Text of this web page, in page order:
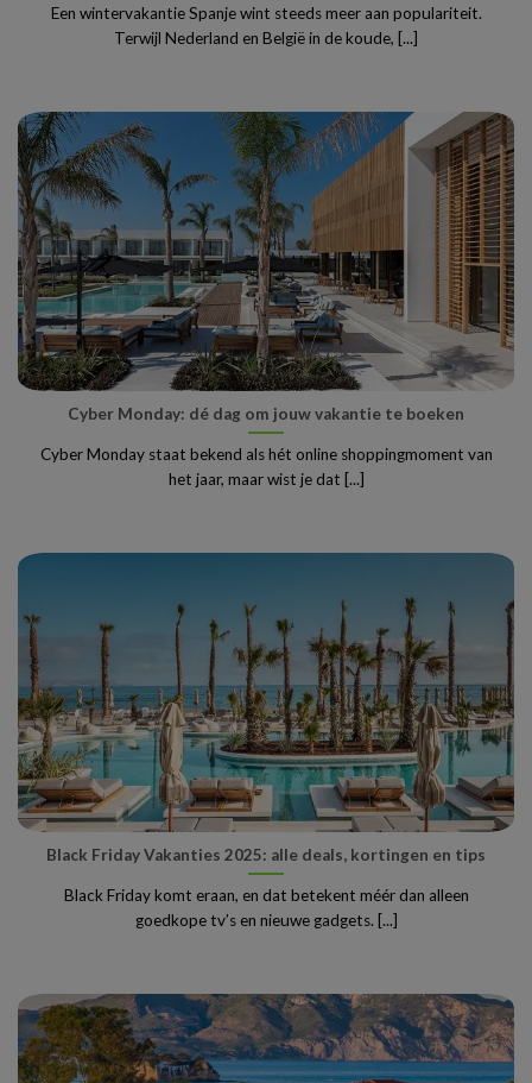
Een wintervakantie Spanje wint steeds meer aan populariteit.
Terwijl Nederland en België in de koude, [...]
Cyber Monday: dé dag om jouw vakantie te boeken
Cyber Monday staat bekend als hét online shoppingmoment van
het jaar, maar wist je dat [...]
Black Friday Vakanties 2025: alle deals, kortingen en tips
Black Friday komt eraan, en dat betekent méér dan alleen
goedkope tv’s en nieuwe gadgets. [...]